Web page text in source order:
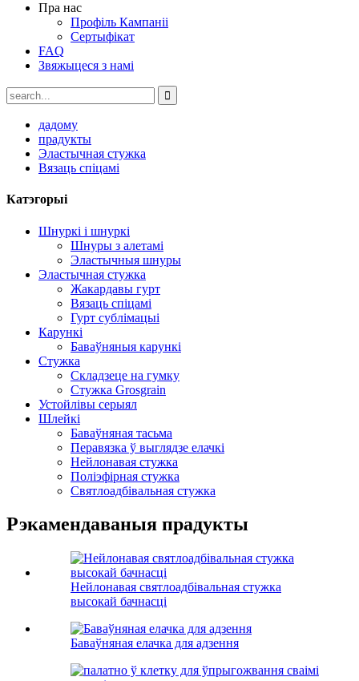
Пра нас
Профіль Кампаніі
Сертыфікат
FAQ
Звяжыцеся з намі
дадому
прадукты
Эластычная стужка
Вязаць спіцамі
Катэгорыі
Шнуркі і шнуркі
Шнуры з алетамі
Эластычныя шнуры
Эластычная стужка
Жакардавы гурт
Вязаць спіцамі
Гурт сублімацыі
Карункі
Баваўняныя карункі
Стужка
Складзеце на гумку
Стужка Grosgrain
Устойлівы серыял
Шлейкі
Баваўняная тасьма
Перавязка ў выглядзе елачкі
Нейлонавая стужка
Поліэфірная стужка
Святлоадбівальная стужка
Рэкамендаваныя прадукты
Нейлонавая святлоадбівальная стужка
высокай бачнасці
Баваўняная елачка для адзення